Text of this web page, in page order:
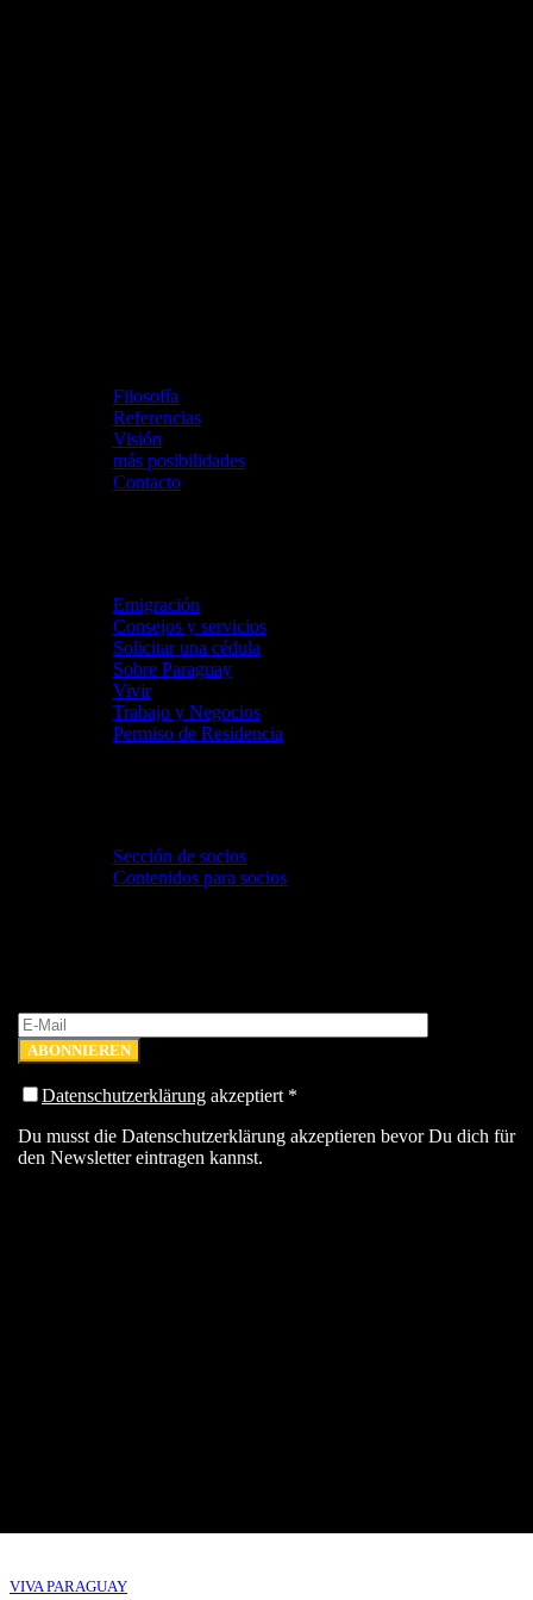
Filosofía
Referencias
Visión
más posibilidades
Contacto
Emigración
Consejos y servicios
Solicitar una cédula
Sobre Paraguay
Vivir
Trabajo y Negocios
Permiso de Residencia
Sección de socios
Contenidos para socios
Datenschutzerklärung akzeptiert *
Du musst die Datenschutzerklärung akzeptieren bevor Du dich für
den Newsletter eintragen kannst.
VIVA PARAGUAY